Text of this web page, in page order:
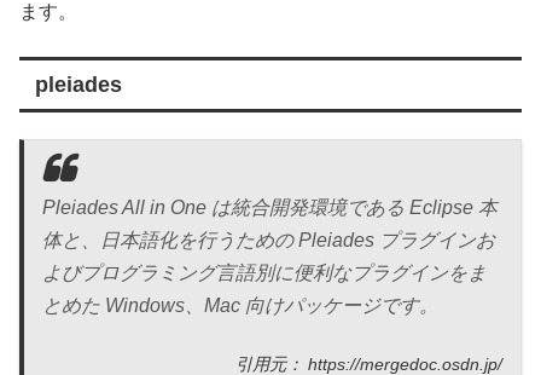
ます。
pleiades
Pleiades All in One は統合開発環境である Eclipse 本
体と、日本語化を行うための Pleiades プラグインお
よびプログラミング言語別に便利なプラグインをま
とめた Windows、Mac 向けパッケージです。
引用元： https://mergedoc.osdn.jp/